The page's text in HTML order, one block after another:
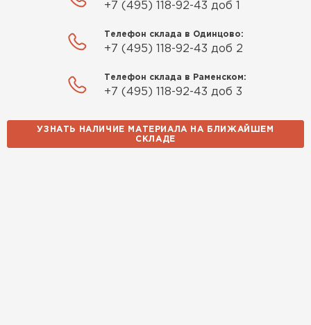
+7 (495) 118-92-43 доб 1
Телефон склада в Одинцово:
+7 (495) 118-92-43 доб 2
Телефон склада в Раменском:
+7 (495) 118-92-43 доб 3
УЗНАТЬ НАЛИЧИЕ МАТЕРИАЛА НА БЛИЖАЙШЕМ
СКЛАДЕ